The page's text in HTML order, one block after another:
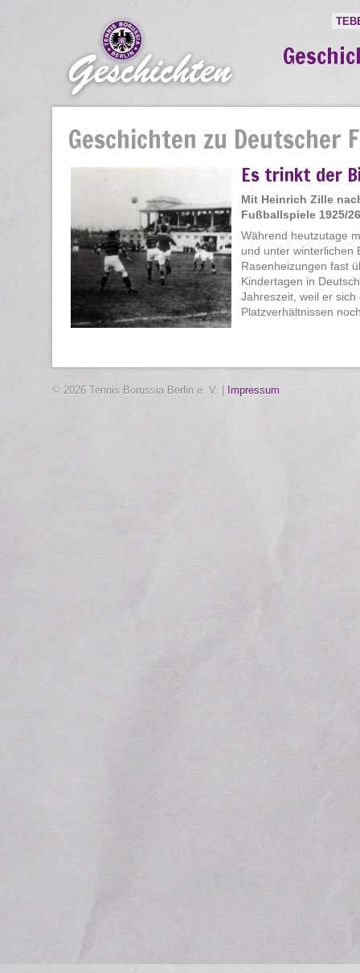
Geschichten zu Deutscher
Es trinkt der
Mit Heinrich Zille
Fußballspiele 1925/26
Während heutzutage
und unter winterlichen
Rasenheizungen fast
Kindertagen in
Jahreszeit, weil er
Platzverhältnissen
© 2026 Tennis Borussia Berlin e. V. | Impressum